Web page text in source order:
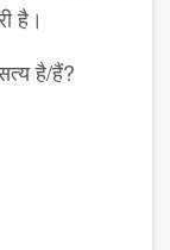
है।
है/हैं?